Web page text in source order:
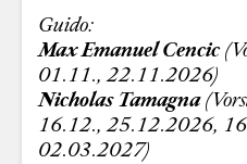
Guido:
Max Emanuel Cencic
01.11., 22.11.2026)
Nicholas Tamagna
16.12., 25.12.2026,
02.03.2027)